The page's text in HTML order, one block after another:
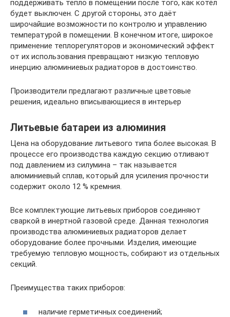
поддерживать тепло в помещении после того, как котёл
будет выключен. С другой стороны, это даёт
широчайшие возможности по контролю и управлению
температурой в помещении. В конечном итоге, широкое
применение теплорегуляторов и экономический эффект
от их использования превращают низкую тепловую
инерцию алюминиевых радиаторов в достоинство.
Производители предлагают различные цветовые
решения, идеально вписывающиеся в интерьер
Литьевые батареи из алюминия
Цена на оборудование литьевого типа более высокая. В
процессе его производства каждую секцию отливают
под давлением из силумина – так называется
алюминиевый сплав, который для усиления прочности
содержит около 12 % кремния.
Все комплектующие литьевых приборов соединяют
сваркой в инертной газовой среде. Данная технология
производства алюминиевых радиаторов делает
оборудование более прочными. Изделия, имеющие
требуемую тепловую мощность, собирают из отдельных
секций.
Преимущества таких приборов:
наличие герметичных соединений;